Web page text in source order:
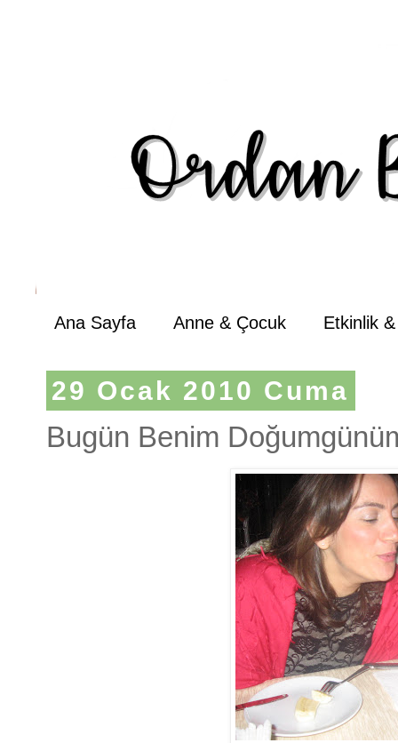
Ana Sayfa Anne & Çocuk Etkinlik
29 Ocak 2010 Cuma
Bugün Benim